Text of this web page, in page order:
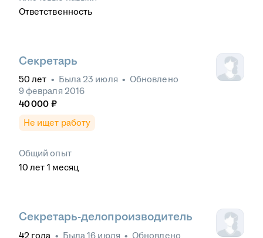
Ответственность
Секретарь
50 лет • Была 23 июля • Обновлено
9 февраля 2016
40 000 ₽
Не ищет работу
Общий опыт
10 лет 1 месяц
Секретарь-делопроизводитель
42 года • Была16 июля • Обновлено